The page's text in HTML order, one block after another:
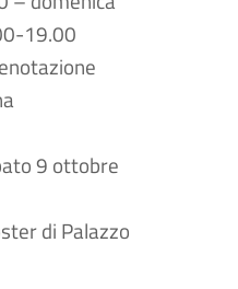
19.00
9 ottobre
di Palazzo